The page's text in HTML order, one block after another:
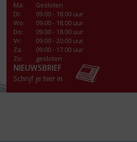
Ma:
Gesloten
Di:
09.00 - 18.00 uur
Wo:
09.00 - 18.00 uur
Do:
09.00 - 18.00 uur
Vr:
09.00 - 20.00 uur
Za:
09.00 - 17.00 uur
Zo:
gesloten
NIEUWSBRIEF
Schrijf je hier in